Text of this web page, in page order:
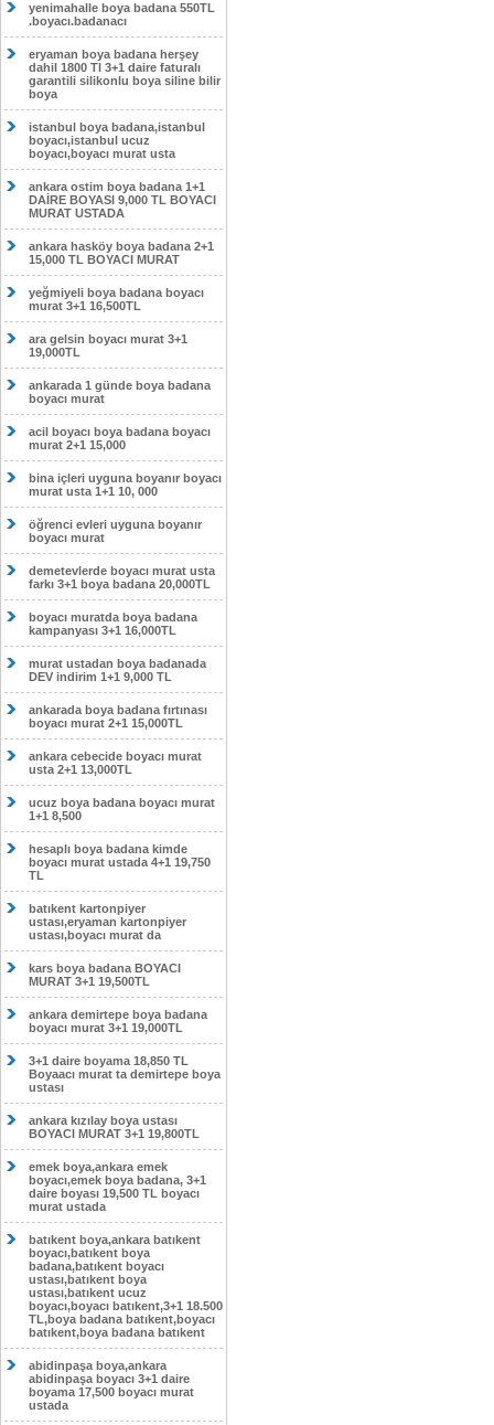
yenimahalle boya badana 550TL
.boyacı.badanacı
eryaman boya badana herşey
dahil 1800 Tl 3+1 daire faturalı
garantili silikonlu boya siline bilir
boya
istanbul boya badana,istanbul
boyacı,istanbul ucuz
boyacı,boyacı murat usta
ankara ostim boya badana 1+1
DAİRE BOYASI 9,000 TL BOYACI
MURAT USTADA
ankara hasköy boya badana 2+1
15,000 TL BOYACI MURAT
yeğmiyeli boya badana boyacı
murat 3+1 16,500TL
ara gelsin boyacı murat 3+1
19,000TL
ankarada 1 günde boya badana
boyacı murat
acil boyacı boya badana boyacı
murat 2+1 15,000
bina içleri uyguna boyanır boyacı
murat usta 1+1 10, 000
öğrenci evleri uyguna boyanır
boyacı murat
demetevlerde boyacı murat usta
farkı 3+1 boya badana 20,000TL
boyacı muratda boya badana
kampanyası 3+1 16,000TL
murat ustadan boya badanada
DEV indirim 1+1 9,000 TL
ankarada boya badana fırtınası
boyacı murat 2+1 15,000TL
ankara cebecide boyacı murat
usta 2+1 13,000TL
ucuz boya badana boyacı murat
1+1 8,500
hesaplı boya badana kimde
boyacı murat ustada 4+1 19,750
TL
batıkent kartonpiyer
ustası,eryaman kartonpiyer
ustası,boyacı murat da
kars boya badana BOYACI
MURAT 3+1 19,500TL
ankara demirtepe boya badana
boyacı murat 3+1 19,000TL
3+1 daire boyama 18,850 TL
Boyaacı murat ta demirtepe boya
ustası
ankara kızılay boya ustası
BOYACI MURAT 3+1 19,800TL
emek boya,ankara emek
boyacı,emek boya badana, 3+1
daire boyası 19,500 TL boyacı
murat ustada
batıkent boya,ankara batıkent
boyacı,batıkent boya
badana,batıkent boyacı
ustası,batıkent boya
ustası,batıkent ucuz
boyacı,boyacı batıkent,3+1 18.500
TL,boya badana batıkent,boyacı
batıkent,boya badana batıkent
abidinpaşa boya,ankara
abidinpaşa boyacı 3+1 daire
boyama 17,500 boyacı murat
ustada